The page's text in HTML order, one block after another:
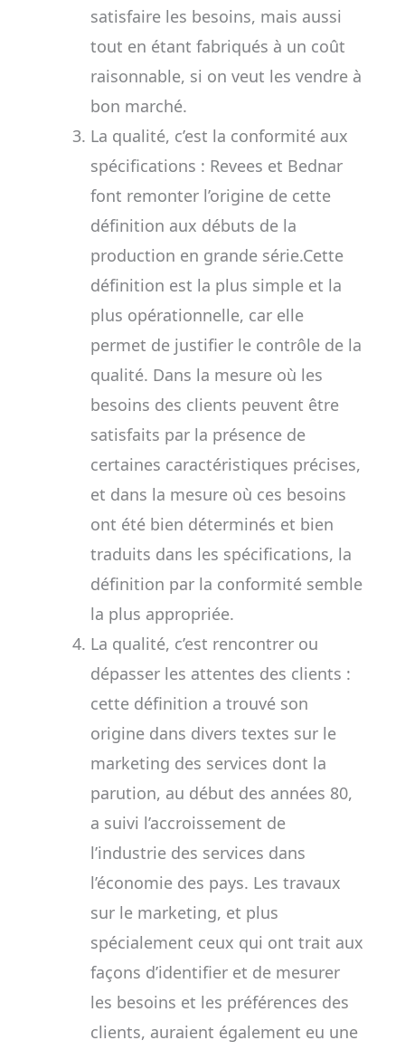
satisfaire les besoins, mais aussi
tout en étant fabriqués à un coût
raisonnable, si on veut les vendre à
bon marché.
La qualité, c’est la conformité aux
spécifications : Revees et Bednar
font remonter l’origine de cette
définition aux débuts de la
production en grande série.Cette
définition est la plus simple et la
plus opérationnelle, car elle
permet de justifier le contrôle de la
qualité. Dans la mesure où les
besoins des clients peuvent être
satisfaits par la présence de
certaines caractéristiques précises,
et dans la mesure où ces besoins
ont été bien déterminés et bien
traduits dans les spécifications, la
définition par la conformité semble
la plus appropriée.
La qualité, c’est rencontrer ou
dépasser les attentes des clients :
cette définition a trouvé son
origine dans divers textes sur le
marketing des services dont la
parution, au début des années 80,
a suivi l’accroissement de
l’industrie des services dans
l’économie des pays. Les travaux
sur le marketing, et plus
spécialement ceux qui ont trait aux
façons d’identifier et de mesurer
les besoins et les préférences des
clients, auraient également eu une